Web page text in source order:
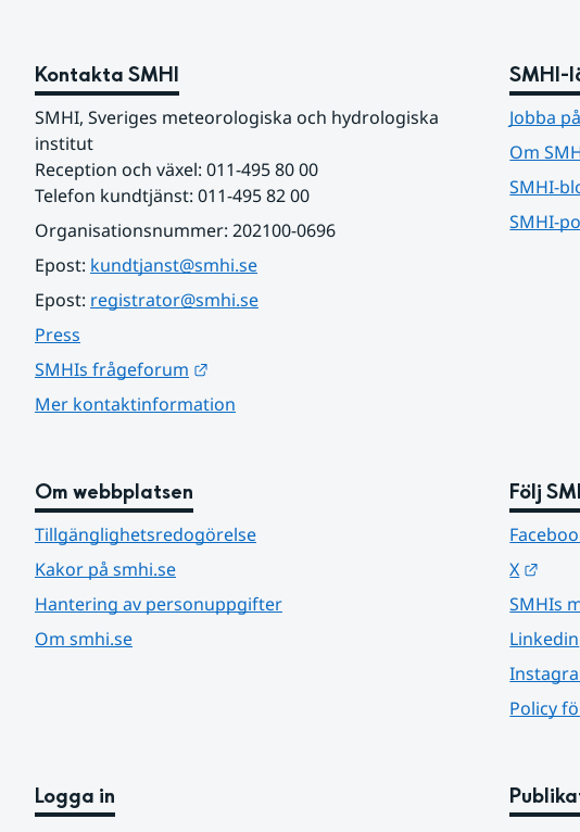
Kontakta SMHI
SMHI, Sveriges meteorologiska och hydrologiska
institut
Reception och växel: 011-495 80 00
Telefon kundtjänst: 011-495 82 00
Organisationsnummer: 202100-0696
Epost: kundtjanst@smhi.se
Epost: registrator@smhi.se
Press
SMHIs frågeforum
Mer kontaktinformation
SMHI-
Jobba
Om
SMHI-
SMHI-
Om webbplatsen
Tillgänglighetsredogörelse
Kakor på smhi.se
Hantering av personuppgifter
Om smhi.se
Följ
X
SMHIs
Linkedin
Policy
Logga in